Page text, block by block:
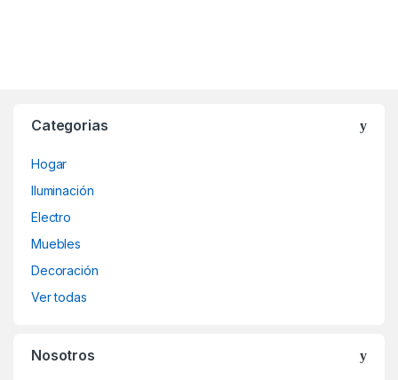
Categorias
Hogar
Iluminación
Electro
Muebles
Decoración
Ver todas
Nosotros